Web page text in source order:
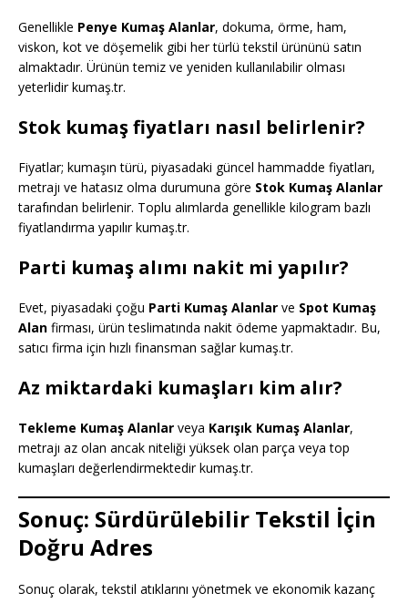
Genellikle Penye Kumaş Alanlar, dokuma, örme, ham,
viskon, kot ve döşemelik gibi her türlü tekstil ürününü satın
almaktadır. Ürünün temiz ve yeniden kullanılabilir olması
yeterlidir kumaş.tr.
Stok kumaş fiyatları nasıl belirlenir?
Fiyatlar; kumaşın türü, piyasadaki güncel hammadde fiyatları,
metrajı ve hatasız olma durumuna göre Stok Kumaş Alanlar
tarafından belirlenir. Toplu alımlarda genellikle kilogram bazlı
fiyatlandırma yapılır kumaş.tr.
Parti kumaş alımı nakit mi yapılır?
Evet, piyasadaki çoğu Parti Kumaş Alanlar ve Spot Kumaş
Alan firması, ürün teslimatında nakit ödeme yapmaktadır. Bu,
satıcı firma için hızlı finansman sağlar kumaş.tr.
Az miktardaki kumaşları kim alır?
Tekleme Kumaş Alanlar veya Karışık Kumaş Alanlar,
metrajı az olan ancak niteliği yüksek olan parça veya top
kumaşları değerlendirmektedir kumaş.tr.
Sonuç: Sürdürülebilir Tekstil İçin
Doğru Adres
Sonuç olarak, tekstil atıklarını yönetmek ve ekonomik kazanç